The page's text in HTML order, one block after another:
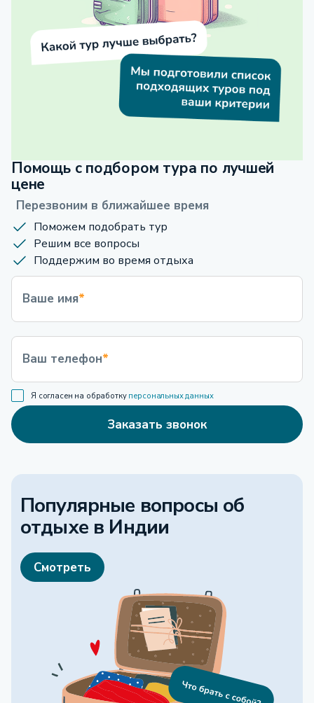
Помощь с подбором тура по лучшей
цене
Перезвоним в ближайшее время
Поможем подобрать тур
Решим все вопросы
Поддержим во время отдыха
Ваше имя*
Ваш телефон*
Я согласен на обработку персональных данных
Заказать звонок
Популярные вопросы об
отдыхе в Индии
Смотреть